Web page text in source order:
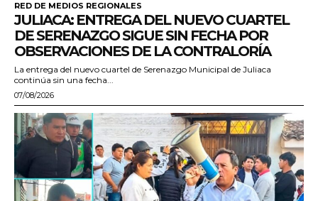
RED DE MEDIOS REGIONALES
JULIACA: ENTREGA DEL NUEVO CUARTEL
DE SERENAZGO SIGUE SIN FECHA POR
OBSERVACIONES DE LA CONTRALORÍA
La entrega del nuevo cuartel de Serenazgo Municipal de Juliaca
continúa sin una fecha...
07/08/2026